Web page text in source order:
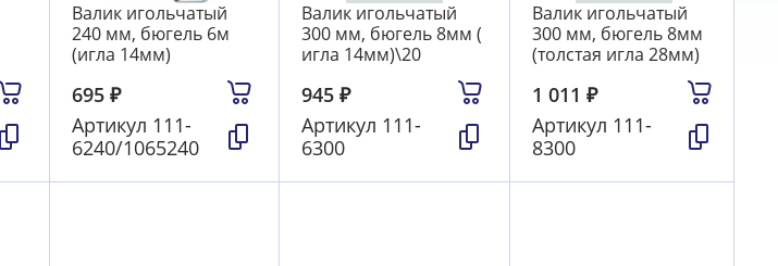
Валик игольчатый
240 мм, бюгель 6м
(игла 14мм)
695 ₽
Артикул 111-
6240/1065240
Валик игольчатый
300 мм, бюгель 8мм (
игла 14мм)\20
945₽
Артикул 111-
6300
Валик игольчатый
300 мм, бюгель 8мм
(толстая игла 28мм)
1 011 ₽
Артикул 111-
8300